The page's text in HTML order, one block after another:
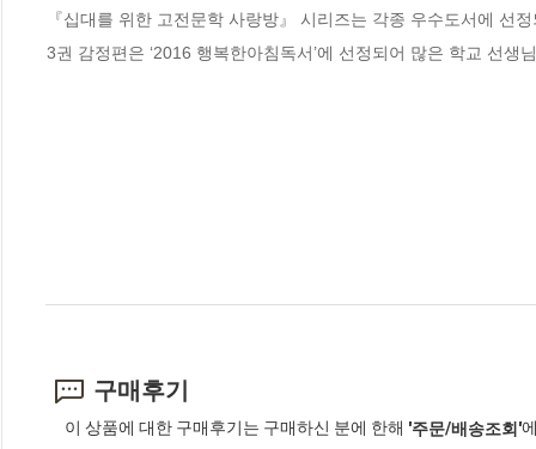
『십대를 위한 고전문학 사랑방』 시리즈는 각종 우수도서에 선
3권 감정편은 ‘2016 행복한아침독서’에 선정되어 많은 학교 선생
구매후기
이 상품에 대한 구매후기는 구매하신 분에 한해 '주문/배송조회'